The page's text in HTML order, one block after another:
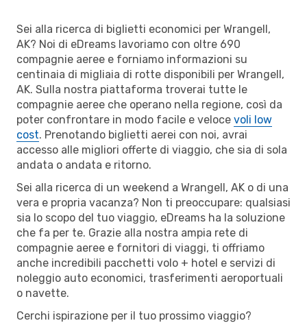
Sei alla ricerca di biglietti economici per Wrangell,
AK? Noi di eDreams lavoriamo con oltre 690
compagnie aeree e forniamo informazioni su
centinaia di migliaia di rotte disponibili per Wrangell,
AK. Sulla nostra piattaforma troverai tutte le
compagnie aeree che operano nella regione, così da
poter confrontare in modo facile e veloce voli low
cost. Prenotando biglietti aerei con noi, avrai
accesso alle migliori offerte di viaggio, che sia di sola
andata o andata e ritorno.
Sei alla ricerca di un weekend a Wrangell, AK o di una
vera e propria vacanza? Non ti preoccupare: qualsiasi
sia lo scopo del tuo viaggio, eDreams ha la soluzione
che fa per te. Grazie alla nostra ampia rete di
compagnie aeree e fornitori di viaggi, ti offriamo
anche incredibili pacchetti volo + hotel e servizi di
noleggio auto economici, trasferimenti aeroportuali
o navette.
Cerchi ispirazione per il tuo prossimo viaggio?